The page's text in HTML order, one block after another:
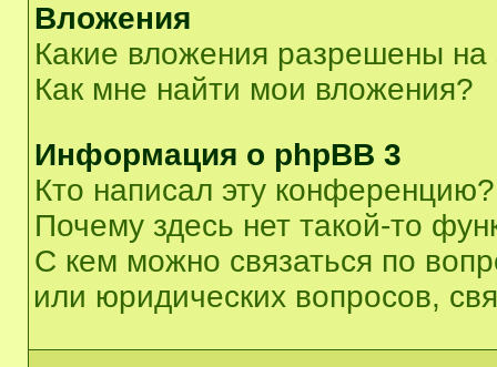
Вложения
Какие вложения разрешены
Как мне найти мои вложения?
Информация о phpBB 3
Кто написал эту конференцию?
Почему здесь нет такой-то
С кем можно связаться по
или юридических вопросов,